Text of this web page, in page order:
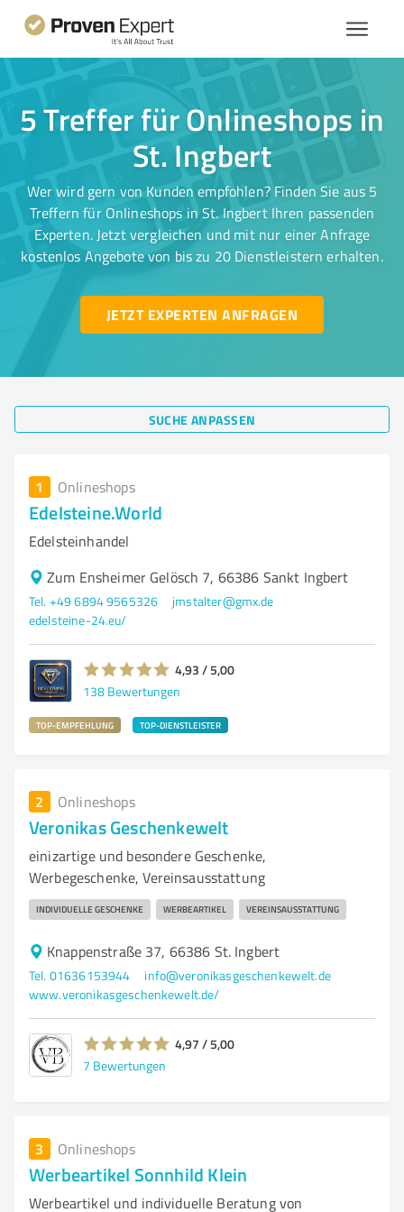
5 Treffer für Onlineshops in
St. Ingbert
Wer wird gern von Kunden empfohlen? Finden Sie aus 5
Treffern für Onlineshops in St. Ingbert Ihren passenden
Experten. Jetzt vergleichen und mit nur einer Anfrage
kostenlos Angebote von bis zu 20 Dienstleistern erhalten.
JETZT EXPERTEN ANFRAGEN
SUCHE ANPASSEN
1 Onlineshops
Edelsteine.World
Edelsteinhandel
Zum Ensheimer Gelösch 7, 66386 Sankt Ingbert
Tel. +49 6894 9565326
jmstalter@gmx.de
edelsteine-24.eu/
4,93 / 5,00
138 Bewertungen
TOP-EMPFEHLUNG TOP-DIENSTLEISTER
2 Onlineshops
Veronikas Geschenkewelt
einizartige und besondere Geschenke,
Werbegeschenke, Vereinsausstattung
INDIVIDUELLE GESCHENKE WERBEARTIKEL VEREINSAUSSTATTUNG
Knappenstraße 37, 66386 St. Ingbert
Tel. 01636153944
info@veronikasgeschenkewelt.de
www.veronikasgeschenkewelt.de/
4,97 / 5,00
7 Bewertungen
3 Onlineshops
Werbeartikel Sonnhild Klein
Werbeartikel und individuelle Beratung von